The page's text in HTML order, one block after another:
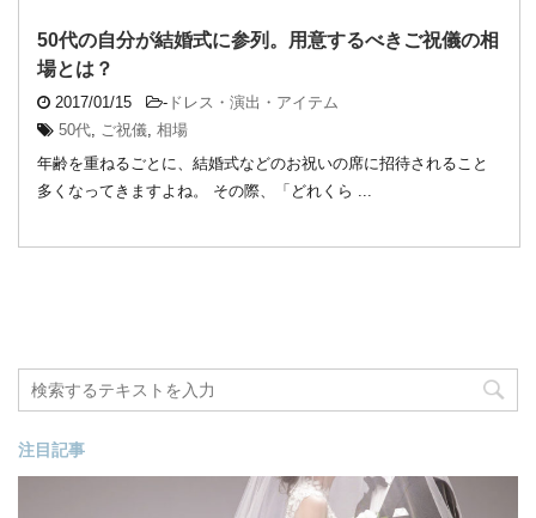
50代の自分が結婚式に参列。用意するべきご祝儀の相
場とは？
2017/01/15 - ドレス・演出・アイテム
50代, ご祝儀, 相場
年齢を重ねるごとに、結婚式などのお祝いの席に招待されること
多くなってきますよね。 その際、「どれくら ...
注目記事